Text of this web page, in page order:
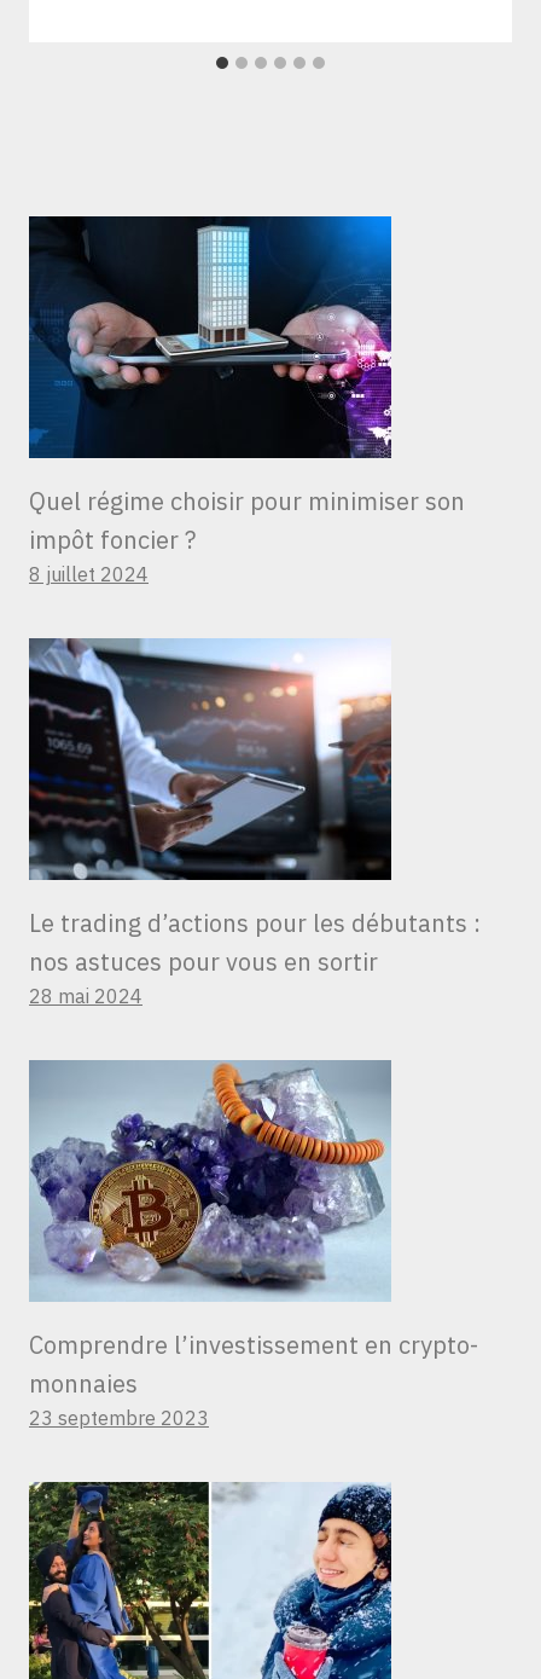
Quel régime choisir pour minimiser son
impôt foncier ?
8 juillet 2024
Le trading d’actions pour les débutants :
nos astuces pour vous en sortir
28 mai 2024
Comprendre l’investissement en crypto-
monnaies
23 septembre 2023